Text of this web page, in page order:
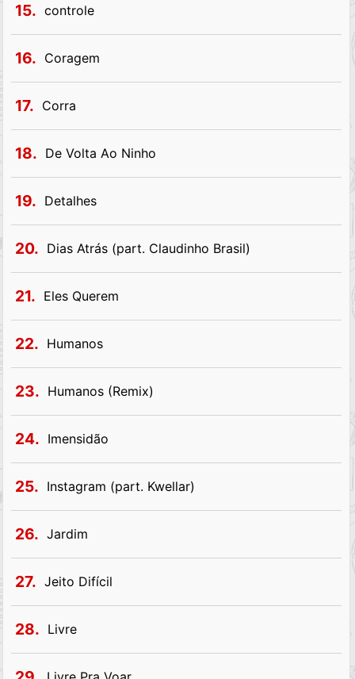
15. controle
16. Coragem
17. Corra
18. De Volta Ao Ninho
19. Detalhes
20. Dias Atrás (part. Claudinho Brasil)
21. Eles Querem
22. Humanos
23. Humanos (Remix)
24. Imensidão
25. Instagram (part. Kwellar)
26. Jardim
27. Jeito Difícil
28. Livre